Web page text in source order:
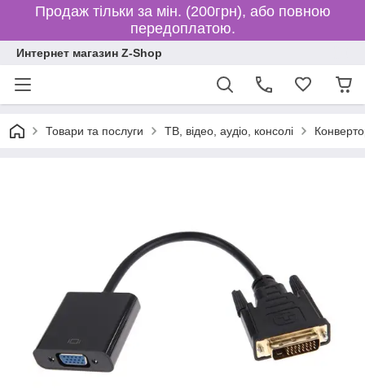
Продаж тільки за мін. (200грн), або повною
передоплатою.
Интернет магазин Z-Shop
Товари та послуги ТВ, відео, аудіо, консолі